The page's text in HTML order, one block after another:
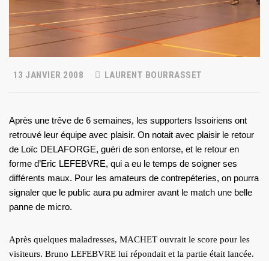
13 JANVIER 2008 LAURENT BOURRASSET
Après une trêve de 6 semaines, les supporters Issoiriens ont
retrouvé leur équipe avec plaisir. On notait avec plaisir le retour
de Loïc DELAFORGE, guéri de son entorse, et le retour en
forme d’Eric LEFEBVRE, qui a eu le temps de soigner ses
différents maux. Pour les amateurs de contrepéteries, on pourra
signaler que le public aura pu admirer avant le match une belle
panne de micro.
Après quelques maladresses, MACHET ouvrait le score pour les
visiteurs. Bruno LEFEBVRE lui répondait et la partie était lancée.